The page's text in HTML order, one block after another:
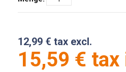
12,99 € tax excl.
15,59 € tax